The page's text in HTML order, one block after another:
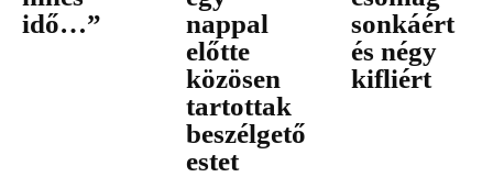
idő…”
nappal
előtte
közösen
tartottak
beszélgető
estet
sonkáért
és négy
kifliért